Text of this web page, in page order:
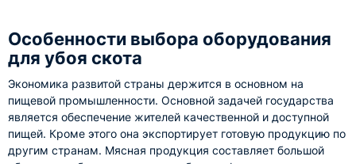
Особенности выбора оборудования
для убоя скота
Экономика развитой страны держится в основном на
пищевой промышленности. Основной задачей государства
является обеспечение жителей качественной и доступной
пищей. Кроме этого она экспортирует готовую продукцию по
другим странам. Мясная продукция составляет большой